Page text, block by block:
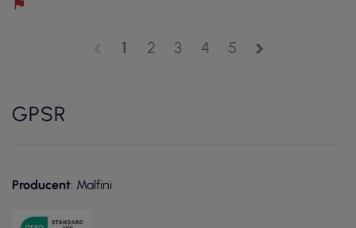
1 2 3 4 5 chevron_right
GPSR
Producent: Malfini